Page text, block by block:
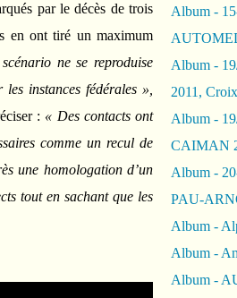
par le décès de trois
en ont tiré un maximum
ne se reproduise
instances fédérales »,
: « Des contacts ont
comme un recul de
une homologation d’un
tout en sachant que les
Album -
Album -
2011,
Album -
CAIMAN
Album -
PAU-
Album -
Album -
Album -